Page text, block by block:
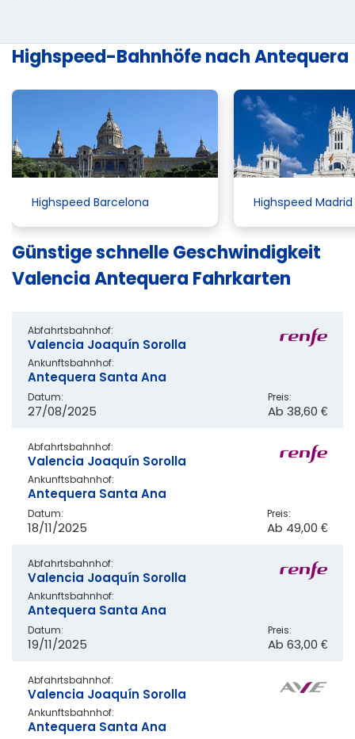
Highspeed-Bahnhöfe nach Antequera
Highspeed Barcelona Highspeed Madrid
Günstige schnelle Geschwindigkeit
Valencia Antequera Fahrkarten
Abfahrtsbahnhof:
Valencia Joaquín Sorolla
Ankunftsbahnhof:
Antequera Santa Ana
Datum:
27/08/2025
Preis:
Ab 38,60 €
Abfahrtsbahnhof:
Valencia Joaquín Sorolla
Ankunftsbahnhof:
Antequera Santa Ana
Datum:
18/11/2025
Preis:
Ab 49,00 €
Abfahrtsbahnhof:
Valencia Joaquín Sorolla
Ankunftsbahnhof:
Antequera Santa Ana
Datum:
19/11/2025
Preis:
Ab 63,00 €
Abfahrtsbahnhof:
Valencia Joaquín Sorolla
Ankunftsbahnhof:
Antequera Santa Ana